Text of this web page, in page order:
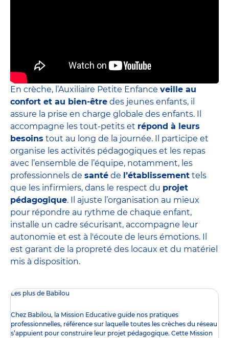
En crèche, l’Auxiliaire Petite Enfance veille au
confort et au bien-être des jeunes enfants, il
assure la prise en charge globale des enfants. Il
accompagne les tout-petits et répond à leurs
besoins tout au long de la journée. Il participe et
organise les activités pédagogiques et les repas
avec l’ensemble de l’équipe, notamment, les
professionnels de santé de l’établissement tels
que les infirmiers, dans le respect du projet
pédagogique. Il ajuste l’organisation au mieux
pour répondre au rythme de chaque enfant,
installe un cadre sécurisant, accompagne leur
autonomie et est à l'écoute de leurs émotions. Il
est garant de la propreté des locaux et du matériel
mis à disposition.
Les plus de Babilou
Chez Babilou, la Mission Educative guide nos pratiques
professionnelles, référence sur laquelle toutes les crèches du réseau
s’appuient pour construire leur projet pédagogique. Cette Mission